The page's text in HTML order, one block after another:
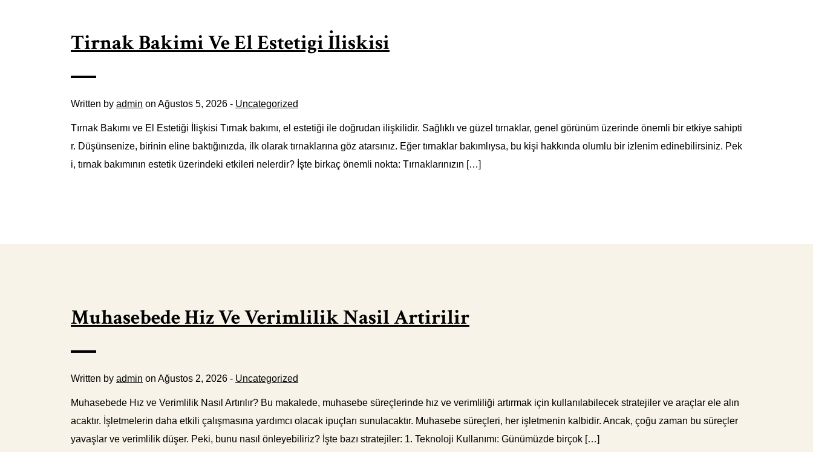
Tirnak Bakimi Ve El Estetigi İliskisi
Written by admin on Ağustos 5, 2026 - Uncategorized
Tırnak Bakımı ve El Estetiği İlişkisi Tırnak bakımı, el estetiği ile doğrudan ilişkilidir. Sağlıklı ve güzel tırnaklar, genel görünüm üzerinde önemli bir etkiye sahipti
r. Düşünsenize, birinin eline baktığınızda, ilk olarak tırnaklarına göz atarsınız. Eğer tırnaklar bakımlıysa, bu kişi hakkında olumlu bir izlenim edinebilirsiniz. Pek
i, tırnak bakımının estetik üzerindeki etkileri nelerdir? İşte birkaç önemli nokta: Tırnaklarınızın […]
Muhasebede Hiz Ve Verimlilik Nasil Artirilir
Written by admin on Ağustos 2, 2026 - Uncategorized
Muhasebede Hız ve Verimlilik Nasıl Artırılır? Bu makalede, muhasebe süreçlerinde hız ve verimliliği artırmak için kullanılabilecek stratejiler ve araçlar ele alın
acaktır. İşletmelerin daha etkili çalışmasına yardımcı olacak ipuçları sunulacaktır. Muhasebe süreçleri, her işletmenin kalbidir. Ancak, çoğu zaman bu süreçler
yavaşlar ve verimlilik düşer. Peki, bunu nasıl önleyebiliriz? İşte bazı stratejiler: 1. Teknoloji Kullanımı: Günümüzde birçok […]